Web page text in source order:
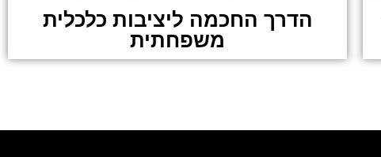
הדרך החכמה ליציבות כלכלית
משפחתית